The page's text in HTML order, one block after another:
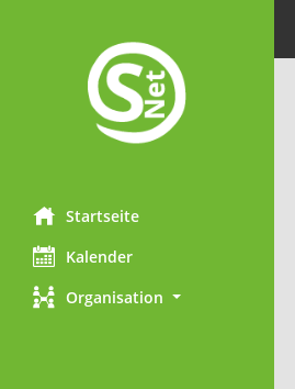
Startseite
Kalender
Organisation